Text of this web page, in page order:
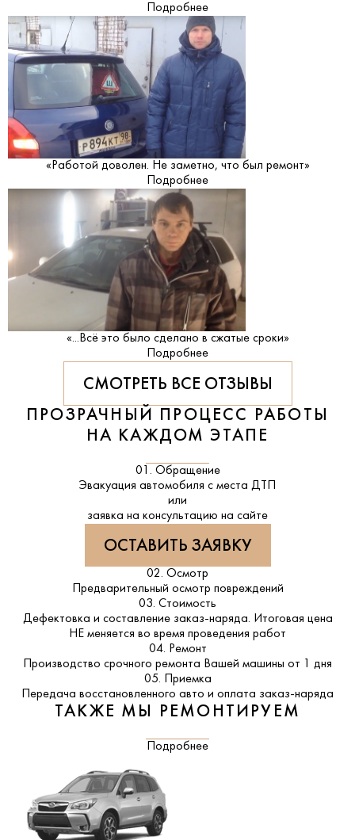
Подробнее
«Работой доволен. Не заметно, что был ремонт»
Подробнее
«...Всё это было сделано в сжатые сроки»
Подробнее
СМОТРЕТЬ ВСЕ ОТЗЫВЫ
ПРОЗРАЧНЫЙ ПРОЦЕСС РАБОТЫ
НА КАЖДОМ ЭТАПЕ
01. Обращение
Эвакуация автомобиля с места ДТП
или
заявка на консультацию на сайте
ОСТАВИТЬ ЗАЯВКУ
02. Осмотр
Предварительный осмотр повреждений
03. Стоимость
Дефектовка и составление заказ-наряда. Итоговая цена
НЕ меняется во время проведения работ
04. Ремонт
Производство срочного ремонта Вашей машины от 1 дня
05. Приемка
Передача восстановленного авто и оплата заказ-наряда
ТАКЖЕ МЫ РЕМОНТИРУЕМ
Подробнее